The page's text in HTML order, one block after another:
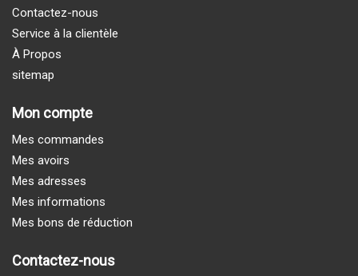
Contactez-nous
Service à la clientèle
À Propos
sitemap
Mon compte
Mes commandes
Mes avoirs
Mes adresses
Mes informations
Mes bons de réduction
Contactez-nous